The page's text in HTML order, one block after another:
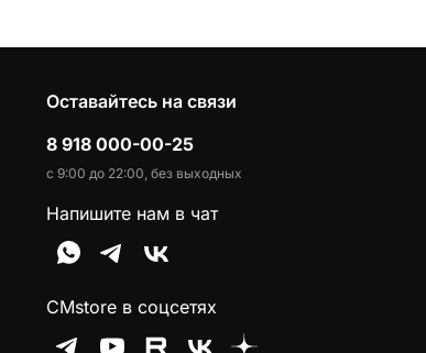
Оставайтесь на связи
8 918 000-00-25
с 9:00 до 22:00, без выходных
Напишите нам в чат
CMstore в соцсетях